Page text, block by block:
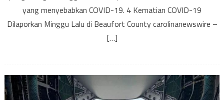
yang menyebabkan COVID-19. 4 Kematian COVID-19
Dilaporkan Minggu Lalu di Beaufort County carolinanewswire –
[…]